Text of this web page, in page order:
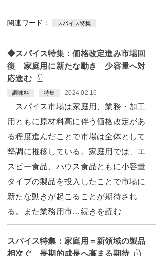
関連ワード： スパイス特集
◆スパイス特集：価格改定進み市場回
復 家庭用に新たな動き 少容量へ対
応進む
調味料 特集 2024.02.16
スパイス市場は家庭用、業務・加工
用ともに原材料高に伴う価格改定があ
る程度進んだことで市場は全体として
堅調に推移している。家庭用では、エ
スビー食品、ハウス食品ともに小容量
タイプの製品を投入したことで市場に
新たな動きが起こることが期待され
る。また業務用市…続きを読む
スパイス特集：家庭用＝新領域の製品
相次ぐ 長期的成長へ高まる期待